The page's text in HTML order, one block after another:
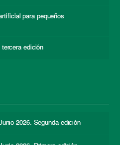
para pequeños
edición
2026. Segunda edición